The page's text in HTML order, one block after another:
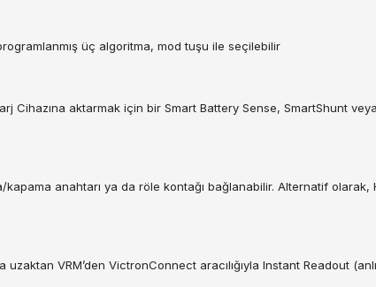
üç algoritma, mod tuşu ile seçilebilir
Cihazına aktarmak için bir Smart Battery Sense, SmartShunt
anahtarı ya da röle kontağı bağlanabilir. Alternatif olarak,
VRM’den VictronConnect aracılığıyla Instant Readout